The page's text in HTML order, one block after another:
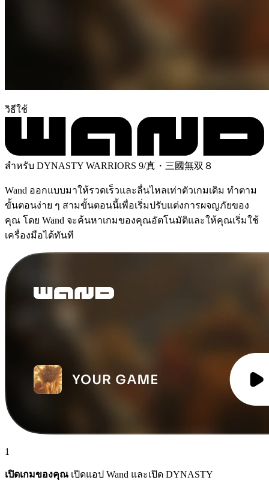
วิธีใช้
สำหรับ DYNASTY WARRIORS 9/真・三國無双８
Wand ออกแบบมาให้รวดเร็วและลื่นไหลเท่าตัวเกมเดิม ทำตาม
ขั้นตอนง่าย ๆ สามขั้นตอนนี้เพื่อเริ่มปรับแต่งการผจญภัยของ
คุณ โดย Wand จะค้นหาเกมของคุณอัตโนมัติและให้คุณเริ่มใช้
เครื่องมือได้ทันที
1
เปิดเกมของคุณ เปิดแอป Wand และเปิด DYNASTY